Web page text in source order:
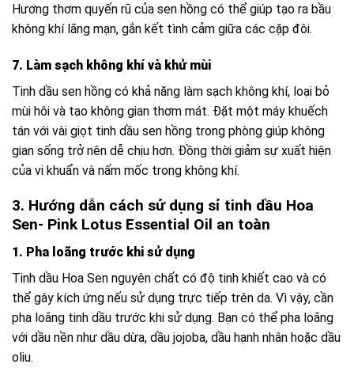
Hương thơm quyến rũ của sen hồng có thể giúp tạo ra bầu
không khí lãng mạn, gắn kết tình cảm giữa các cặp đôi.
7. Làm sạch không khí và khử mùi
Tinh dầu sen hồng có khả năng làm sạch không khí, loại bỏ
mùi hôi và tạo không gian thơm mát. Đặt một máy khuếch
tán với vài giọt tinh dầu sen hồng trong phòng giúp không
gian sống trở nên dễ chịu hơn. Đồng thời giảm sự xuất hiện
của vi khuẩn và nấm mốc trong không khí.
3. Hướng dẫn cách sử dụng sỉ tinh dầu Hoa
Sen- Pink Lotus Essential Oil an toàn
1. Pha loãng trước khi sử dụng
Tinh dầu Hoa Sen nguyên chất có độ tinh khiết cao và có
thể gây kích ứng nếu sử dụng trực tiếp trên da. Vì vậy, cần
pha loãng tinh dầu trước khi sử dụng. Bạn có thể pha loãng
với dầu nền như dầu dừa, dầu jojoba, dầu hạnh nhân hoặc dầu
oliu.